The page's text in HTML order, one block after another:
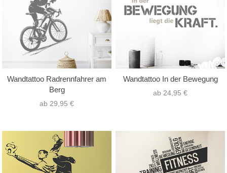
Wandtattoo Radrennfahrer am
Berg
ab 29,95 €
Wandtattoo In der Bewegung
ab 24,95 €